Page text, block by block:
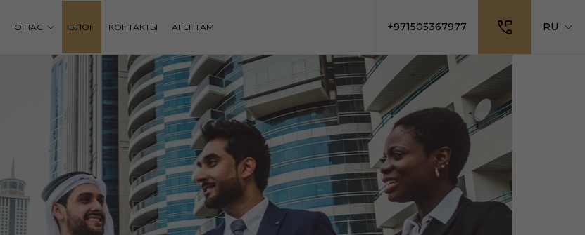
О НАС БЛОГ КОНТАКТЫ АГЕНТАМ +971505367977 RU